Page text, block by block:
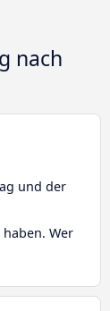
nach
und der
Wer